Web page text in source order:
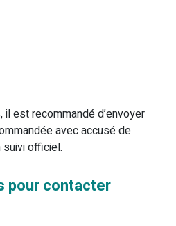
est recommandé d’envoyer
avec accusé de
suivi officiel.
pour contacter